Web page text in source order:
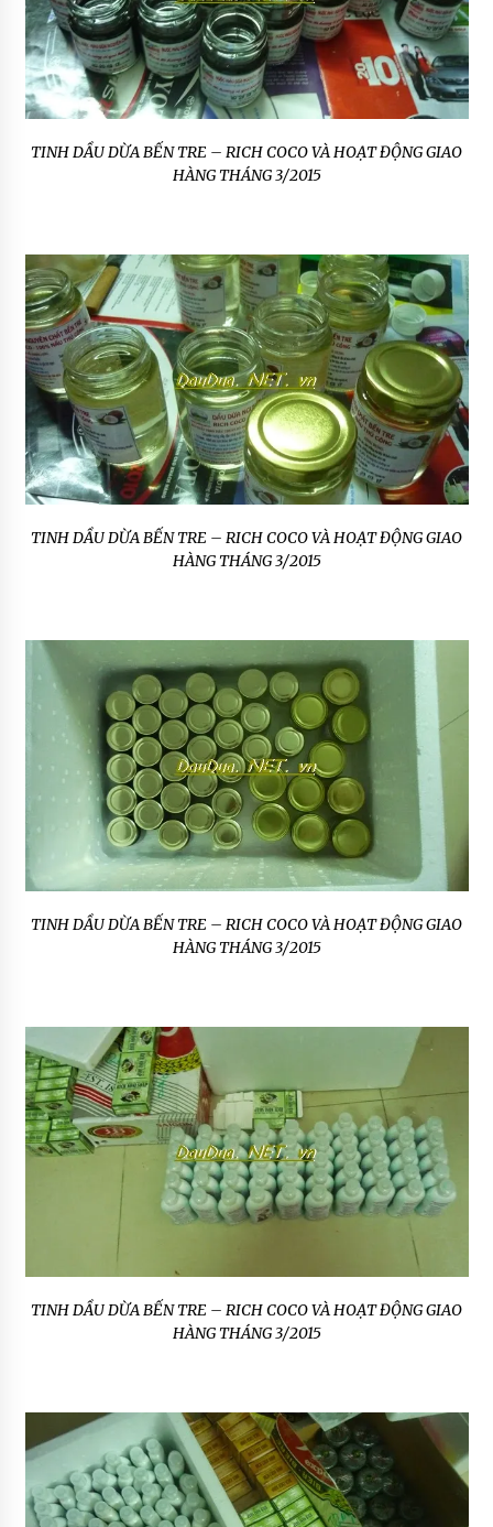
TINH DẦU DỪA BẾN TRE – RICH COCO VÀ HOẠT ĐỘNG GIAO
HÀNG THÁNG 3/2015
TINH DẦU DỪA BẾN TRE – RICH COCO VÀ HOẠT ĐỘNG GIAO
HÀNG THÁNG 3/2015
TINH DẦU DỪA BẾN TRE – RICH COCO VÀ HOẠT ĐỘNG GIAO
HÀNG THÁNG 3/2015
TINH DẦU DỪA BẾN TRE – RICH COCO VÀ HOẠT ĐỘNG GIAO
HÀNG THÁNG 3/2015